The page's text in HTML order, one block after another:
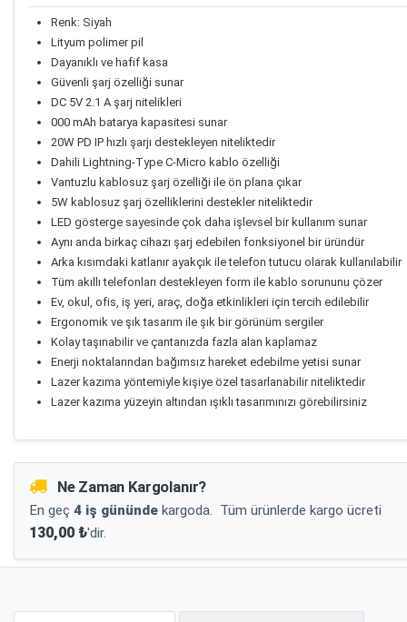
Renk: Siyah
Lityum polimer pil
Dayanıklı ve hafif kasa
Güvenli şarj özelliği sunar
DC 5V 2.1 A şarj nitelikleri
000 mAh batarya kapasitesi sunar
20W PD IP hızlı şarjı destekleyen niteliktedir
Dahili Lightning-Type C-Micro kablo özelliği
Vantuzlu kablosuz şarj özelliği ile ön plana çıkar
5W kablosuz şarj özelliklerini destekler niteliktedir
LED gösterge sayesinde çok daha işlevsel bir kullanım sunar
Aynı anda birkaç cihazı şarj edebilen fonksiyonel bir üründür
Arka kısımdaki katlanır ayakçık ile telefon tutucu olarak kullanılabilir
Tüm akıllı telefonları destekleyen form ile kablo sorununu çözer
Ev, okul, ofis, iş yeri, araç, doğa etkinlikleri için tercih edilebilir
Ergonomik ve şık tasarım ile şık bir görünüm sergiler
Kolay taşınabilir ve çantanızda fazla alan kaplamaz
Enerji noktalarından bağımsız hareket edebilme yetisi sunar
Lazer kazıma yöntemiyle kişiye özel tasarlanabilir niteliktedir
Lazer kazıma yüzeyin altından ışıklı tasarımınızı görebilirsiniz
Ne Zaman Kargolanır?
En geç 4 iş gününde kargoda. Tüm ürünlerde kargo ücreti
130,00 ₺'dir.